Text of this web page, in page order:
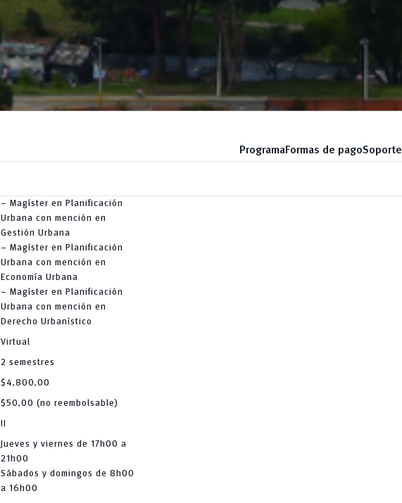
ProgramaFormas de pagoSoporte
– Magíster en Planificación
Urbana con mención en
Gestión Urbana
– Magíster en Planificación
Urbana con mención en
Economía Urbana
– Magíster en Planificación
Urbana con mención en
Derecho Urbanístico
Virtual
2 semestres
$4,800,00
$50,00 (no reembolsable)
Jueves y viernes de 17h00 a
21h00
Sábados y domingos de 8h00
a 16h00